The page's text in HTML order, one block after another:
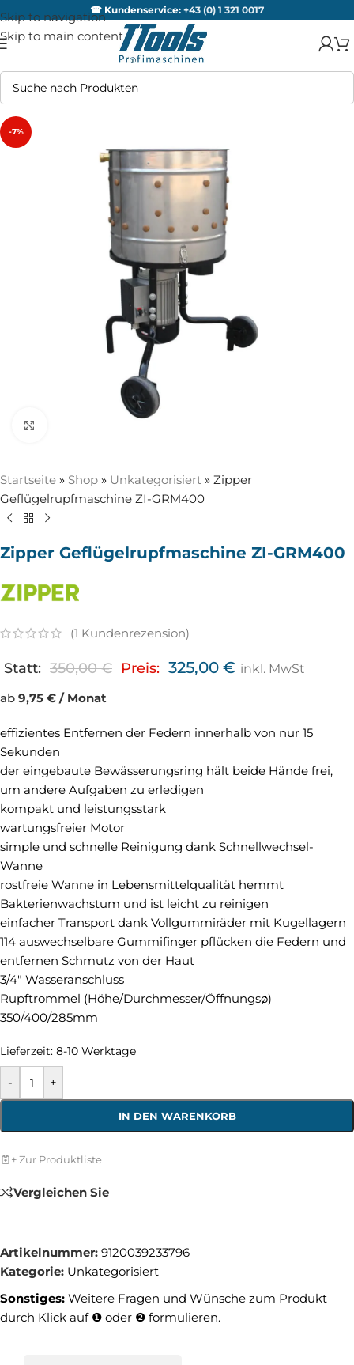
Skip to navigation
Skip to main content
☎ Kundenservice: +43 (0) 1 321 0017
-7%
Startseite » Shop » Unkategorisiert » Zipper
Geflügelrupfmaschine ZI-GRM400
Zipper Geflügelrupfmaschine ZI-GRM400
(1 Kundenrezension)
Statt: 350,00€ Preis: 325,00 € inkl. MwSt
ab 9,75 € / Monat
effizientes Entfernen der Federn innerhalb von nur 15
Sekunden
der eingebaute Bewässerungsring hält beide Hände frei,
um andere Aufgaben zu erledigen
kompakt und leistungsstark
wartungsfreier Motor
simple und schnelle Reinigung dank Schnellwechsel-
Wanne
rostfreie Wanne in Lebensmittelqualität hemmt
Bakterienwachstum und ist leicht zu reinigen
einfacher Transport dank Vollgummiräder mit Kugellagern
114 auswechselbare Gummifinger pflücken die Federn und
entfernen Schmutz von der Haut
3/4″ Wasseranschluss
Rupftrommel (Höhe/Durchmesser/Öffnungsø)
350/400/285mm
Lieferzeit: 8-10 Werktage
- +
IN DEN WARENKORB
+ Zur Produktliste
Vergleichen Sie
Artikelnummer: 9120039233796
Kategorie: Unkategorisiert
Sonstiges: Weitere Fragen und Wünsche zum Produkt
durch Klick auf ❶ oder ❷ formulieren.